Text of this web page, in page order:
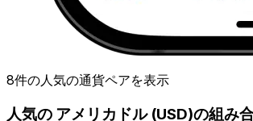
8件の人気の通貨ペアを表示
人気の アメリカドル (USD)の組み